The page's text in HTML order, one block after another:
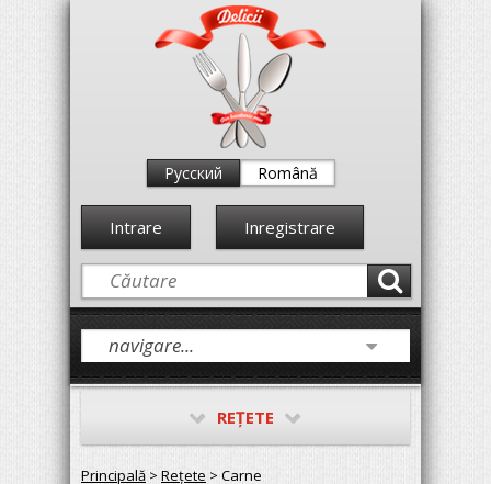
Русский Română
Intrare Inregistrare
REŢETE
Principală > Reţete > Carne